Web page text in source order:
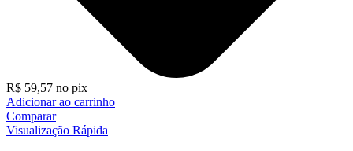
R$ 59,57 no pix
Adicionar ao carrinho
Comparar
Visualização Rápida